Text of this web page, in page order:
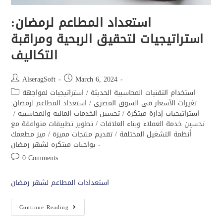
استعداد المطاعم لرمضان:
استراتيجيات لتحقيق الربحية ومراقبة
التكاليف
AlseragSoft
March 6, 2024
استخدام التقنيات المحاسبية الحديثة / استراتيجيات لمواجهة
تغيرات الأسعار في السوق المصري / استعداد المطاعم لرمضان:
استراتيجيات إدارة مبتكرة / تحسين الخدمات المالية والمحاسبية /
تحسين خدمة العملاء وبناء العلاقات / تطوير تطبيقات متوافقة مع
أنظمة التشغيل المختلفة / تقديم منتجات مميزة / ميز مطعمك
بواجبات مبتكره لشهر رمضان
0 Comments
استعدادات المطاعم لشهر رمضان
Continue Reading